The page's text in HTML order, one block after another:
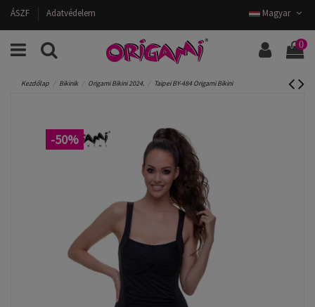
ÁSZF Adatvédelem Magyar
0
Kezdőlap Bikinik Origami Bikini 2024. Taipei BY-484 Origami Bikini
-50%